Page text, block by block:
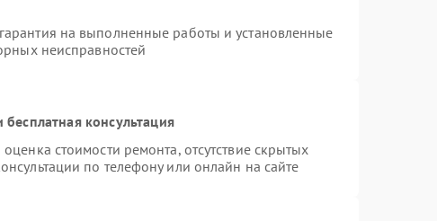
на выполненные работы и установленные
неисправностей
консультация
стоимости ремонта, отсутствие скрытых
по телефону или онлайн на сайте